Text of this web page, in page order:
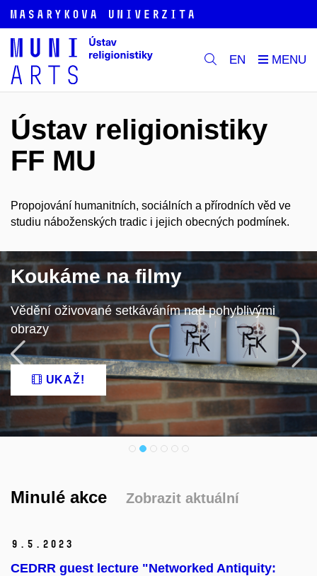
EN
Ústav religionistiky
FF MU
Propojování humanitních, sociálních a přírodních věd ve
studiu náboženských tradic i jejich obecných podmínek.
Koukáme na filmy
Vědění oživované setkáváním nad pohyblivými
obrazy
UKAŽ!
Předchozí
Minulé akce Zobrazit aktuální
9. 5. 2023
CEDRR guest lecture "Networked Antiquity: